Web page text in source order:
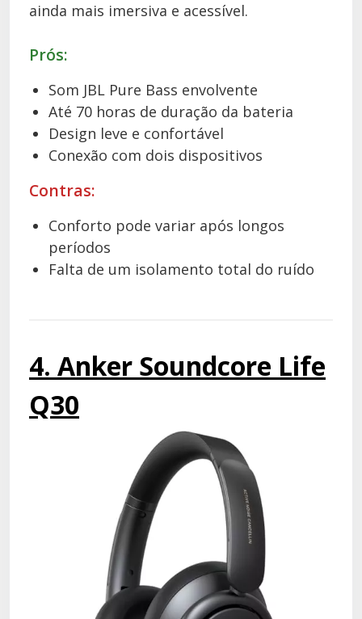
ainda mais imersiva e acessível.
Prós:
Som JBL Pure Bass envolvente
Até 70 horas de duração da bateria
Design leve e confortável
Conexão com dois dispositivos
Contras:
Conforto pode variar após longos
períodos
Falta de um isolamento total do ruído
4. Anker Soundcore Life
Q30